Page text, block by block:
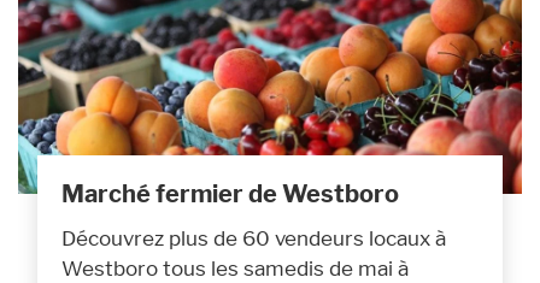
Marché fermier de Westboro
Découvrez plus de 60 vendeurs locaux à
Westboro tous les samedis de mai à